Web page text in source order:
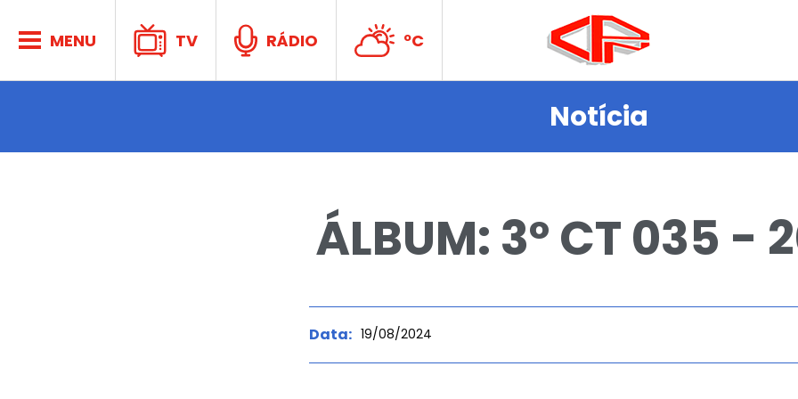
no CPN
MENU TV RÁDIO ºC
Notícia
ÁLBUM: 3º CT 035 -
Data: 19/08/2024